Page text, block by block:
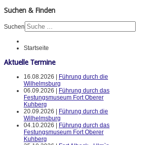
Suchen & Finden
Suchen
Startseite
Aktuelle Termine
16.08.2026 |
Führung durch die
Wilhelmsburg
06.09.2026 |
Führung durch das
Festungsmuseum Fort Oberer
Kuhberg
20.09.2026 |
Führung durch die
Wilhelmsburg
04.10.2026 |
Führung durch das
Festungsmuseum Fort Oberer
Kuhberg